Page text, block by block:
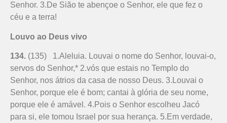
Senhor. 3.De Sião te abençoe o Senhor, ele que fez o
céu e a terra!
Louvo ao Deus vivo
134. (135) 1.Aleluia. Louvai o nome do Senhor, louvai-o,
servos do Senhor,* 2.vós que estais no Templo do
Senhor, nos átrios da casa de nosso Deus. 3.Louvai o
Senhor, porque ele é bom; cantai à glória de seu nome,
porque ele é amável. 4.Pois o Senhor escolheu Jacó
para si, ele tomou Israel por sua herança. 5.Em verdade,